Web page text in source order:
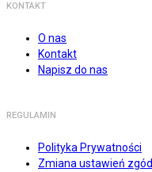
KONTAKT
O nas
Kontakt
Napisz do nas
REGULAMIN
Polityka Prywatności
Zmiana ustawień zgód